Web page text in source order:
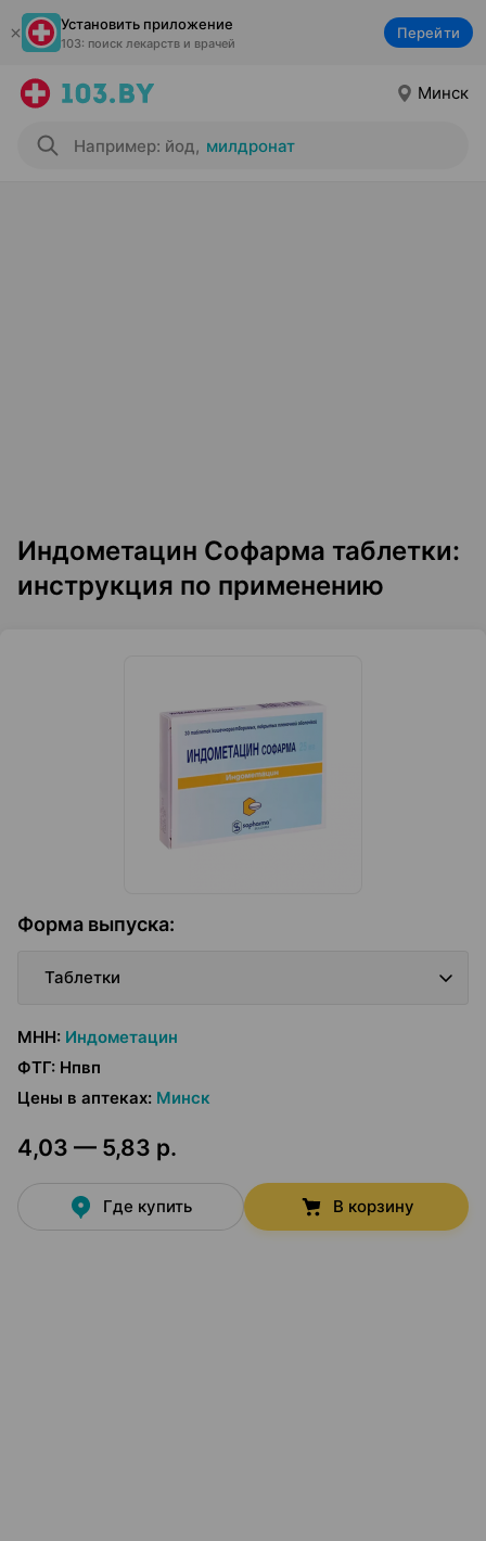
Установить приложение
103: поиск лекарств и врачей
Перейти
Минск
Например: йод, милдронат
Индометацин Софарма таблетки:
инструкция по применению
Форма выпуска:
Таблетки
МНН: Индометацин
ФТГ: Нпвп
Цены в аптеках: Минск
4,03 — 5,83 р.
Где купить В корзину